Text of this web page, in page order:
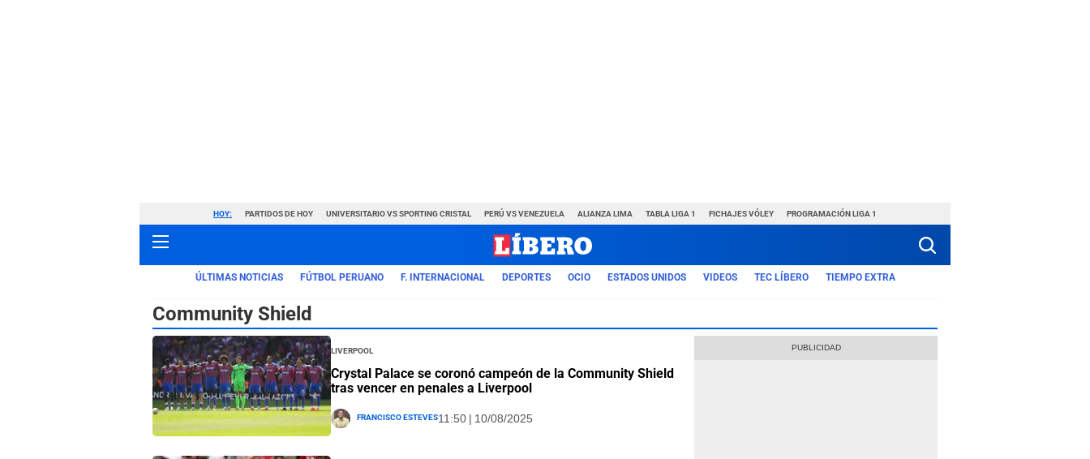
HOY: PARTIDOS DE HOY UNIVERSITARIO VS SPORTING CRISTAL PERÚ VS VENEZUELA ALIANZA LIMA TABLA LIGA 1 FICHAJES VÓLEY PROGRAMACIÓN LIGA 1
ÚLTIMAS NOTICIAS FÚTBOL PERUANO F. INTERNACIONAL DEPORTES OCIO ESTADOS UNIDOS VIDEOS TEC LÍBERO TIEMPO EXTRA
Community Shield
Liverpool
Crystal Palace se coronó campeón de la Community Shield
tras vencer en penales a Liverpool
Francisco Esteves11:50 | 10/08/2025